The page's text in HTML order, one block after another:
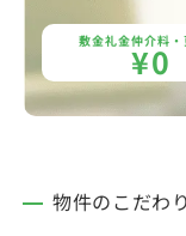
敷金礼金仲介料
¥0
物件のこだわ